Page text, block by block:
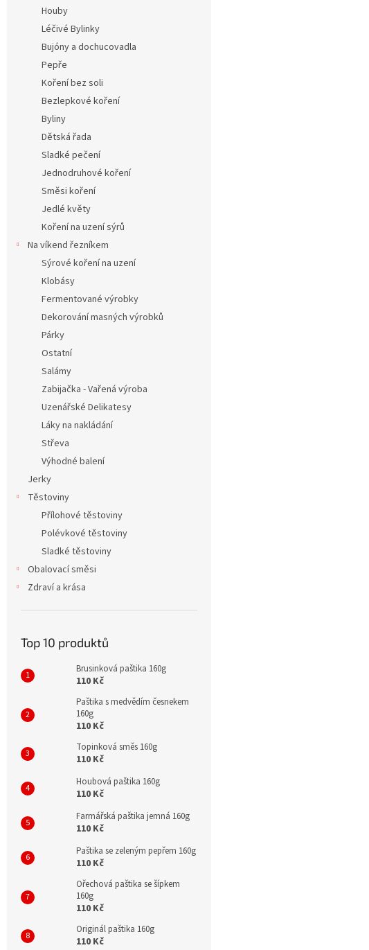
Houby
Léčivé Bylinky
Bujóny a dochucovadla
Pepře
Koření bez soli
Bezlepkové koření
Byliny
Dětská řada
Sladké pečení
Jednodruhové koření
Směsi koření
Jedlé květy
Koření na uzení sýrů
Na víkend řezníkem
Sýrové koření na uzení
Klobásy
Fermentované výrobky
Dekorování masných výrobků
Párky
Ostatní
Salámy
Zabijačka - Vařená výroba
Uzenářské Delikatesy
Láky na nakládání
Střeva
Výhodné balení
Jerky
Těstoviny
Přílohové těstoviny
Polévkové těstoviny
Sladké těstoviny
Obalovací směsi
Zdraví a krása
Top 10 produktů
Brusinková paštika 160g
110 Kč
Paštika s medvědím česnekem
160g
110 Kč
Topinková směs 160g
110 Kč
Houbová paštika 160g
110 Kč
Farmářská paštika jemná 160g
110 Kč
Paštika se zeleným pepřem 160g
110 Kč
Ořechová paštika se šípkem
160g
110 Kč
Originál paštika 160g
110 Kč